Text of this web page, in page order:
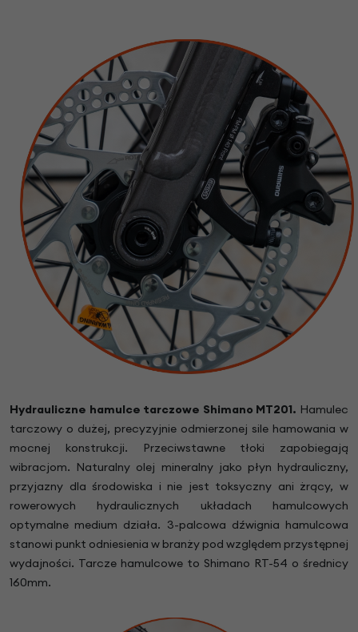
Hydrauliczne hamulce tarczowe Shimano MT201. Hamulec
tarczowy o dużej, precyzyjnie odmierzonej sile hamowania w
mocnej konstrukcji. Przeciwstawne tłoki zapobiegają
wibracjom. Naturalny olej mineralny jako płyn hydrauliczny,
przyjazny dla środowiska i nie jest toksyczny ani żrący, w
rowerowych hydraulicznych układach hamulcowych
optymalne medium działa. 3-palcowa dźwignia hamulcowa
stanowi punkt odniesienia w branży pod względem przystępnej
wydajności. Tarcze hamulcowe to Shimano RT-54 o średnicy
160mm.